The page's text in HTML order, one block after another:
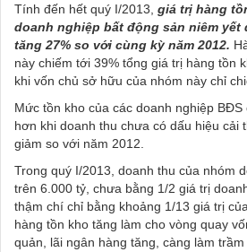
Tính đến hết quý I/2013, giá trị hàng
doanh nghiệp bất động sản niêm yết
tăng 27% so với cùng kỳ năm 2012.
này chiếm tới 39% tổng giá trị hàng tồn
khi vốn chủ sở hữu của nhóm này chỉ
Mức tồn kho của các doanh nghiệp
hơn khi doanh thu chưa có dấu hiệu cải
giảm so với năm 2012.
Trong quý I/2013, doanh thu của nhóm
trên 6.000 tỷ, chưa bằng 1/2 giá trị
thậm chí chỉ bằng khoảng 1/13 giá trị
hàng tồn kho tăng làm cho vòng quay
quản, lãi ngân hàng tăng, càng làm